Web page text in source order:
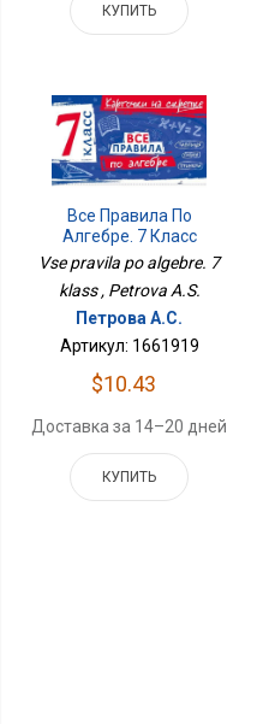
КУПИТЬ
Все Правила По
Алгебре. 7 Класс
Vse pravila po algebre. 7
klass , Petrova A.S.
Петрова А.С.
Артикул: 1661919
$10.43
Доставка за 14–20 дней
КУПИТЬ